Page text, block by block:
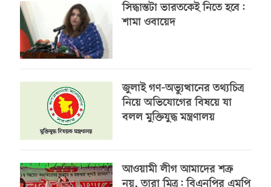
সিদ্ধান্তটা ভারতকেই নিতে হবে:
শামা ওবায়েদ
জুলাই গণ-অভ্যুত্থানের তথ্যচিত্র
নিয়ে অভিযোগের বিষয়ে যা
বলল মুক্তিযুদ্ধ মন্ত্রণালয়
আওয়ামী লীগ আমাদের শত্রু
নয়, তারা মিত্র: বিএনপির এমপি